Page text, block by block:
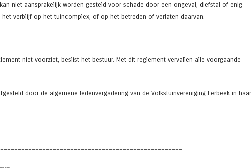
niet aansprakelijk worden gesteld voor schade door een ongeval, diefstal of enig
het verblijf op het tuincomplex, of op het betreden of verlaten daarvan.
niet voorziet, beslist het bestuur. Met dit reglement vervallen alle voorgaande
door de algemene ledenvergadering van de Volkstuinvereniging Eerbeek in haar